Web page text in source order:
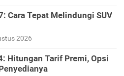
Cara Tepat Melindungi SUV
2026
Hitungan Tarif Premi, Opsi